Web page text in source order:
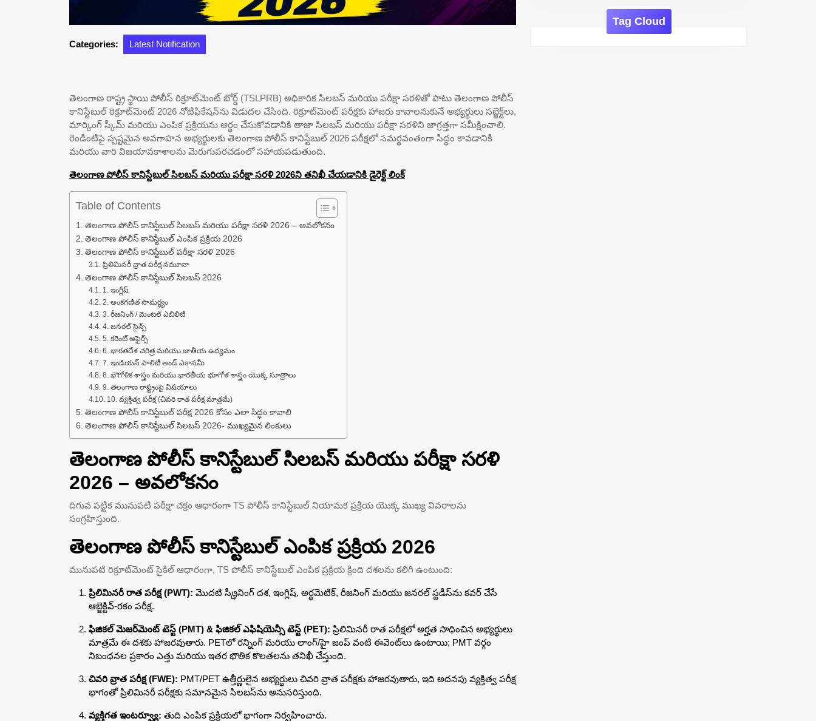
Categories: Latest Notification
తెలంగాణ రాష్ట్ర స్థాయి పోలీస్ రిక్రూట్‌మెంట్ బోర్డ్ (TSLPRB) అధికారిక సిలబస్ మరియు పరీక్షా సరళితో పాటు తెలంగాణ పోలీస్
కానిస్టేబుల్ రిక్రూట్‌మెంట్ 2026 నోటిఫికేషన్‌ను విడుదల చేసింది. రిక్రూట్‌మెంట్ పరీక్షకు హాజరు కావాలనుకునే అభ్యర్థులు సబ్జెక్ట్‌లు,
మార్కింగ్ స్కీమ్ మరియు ఎంపిక ప్రక్రియను అర్థం చేసుకోవడానికి తాజా సిలబస్ మరియు పరీక్షా సరళిని జాగ్రత్తగా సమీక్షించాలి.
రెండింటిపై స్పష్టమైన అవగాహన అభ్యర్థులకు తెలంగాణ పోలీస్ కానిస్టేబుల్ 2026 పరీక్షలో సమర్థవంతంగా సిద్ధం కావడానికి
మరియు వారి విజయావకాశాలను మెరుగుపరచడంలో సహాయపడుతుంది.
తెలంగాణ పోలీస్ కానిస్టేబుల్ సిలబస్ మరియు పరీక్షా సరళి 2026ని తనిఖీ చేయడానికి డైరెక్ట్ లింక్
Table of Contents
తెలంగాణ పోలీస్ కానిస్టేబుల్ సిలబస్ మరియు పరీక్షా సరళి 2026 – అవలోకనం
తెలంగాణ పోలీస్ కానిస్టేబుల్ ఎంపిక ప్రక్రియ 2026
తెలంగాణ పోలీస్ కానిస్టేబుల్ పరీక్షా సరళి 2026
ప్రిలిమినరీ వ్రాత పరీక్ష నమూనా
తెలంగాణ పోలీస్ కానిస్టేబుల్ సిలబస్ 2026
1. ఇంగ్లీష్
2. అంకగణిత సామర్థ్యం
3. రీజనింగ్ / మెంటల్ ఎబిలిటీ
4. జనరల్ సైన్స్
5. కరెంట్ అఫైర్స్
6. భారతదేశ చరిత్ర మరియు జాతీయ ఉద్యమం
7. ఇండియన్ పాలిటీ అండ్ ఎకానమీ
8. భౌగోళిక శాస్త్రం మరియు భారతీయ భూగోళ శాస్త్రం యొక్క సూత్రాలు
9. తెలంగాణ రాష్ట్రంపై విషయాలు
10. వ్యక్తిత్వ పరీక్ష (చివరి రాత పరీక్ష మాత్రమే)
తెలంగాణ పోలీస్ కానిస్టేబుల్ పరీక్ష 2026 కోసం ఎలా సిద్ధం కావాలి
తెలంగాణ పోలీస్ కానిస్టేబుల్ సిలబస్ 2026- ముఖ్యమైన లింకులు
తెలంగాణ పోలీస్ కానిస్టేబుల్ సిలబస్ మరియు పరీక్షా సరళి
2026 – అవలోకనం
దిగువ పట్టిక మునుపటి పరీక్షా చక్రం ఆధారంగా TS పోలీస్ కానిస్టేబుల్ నియామక ప్రక్రియ యొక్క ముఖ్య వివరాలను
సంగ్రహిస్తుంది.
తెలంగాణ పోలీస్ కానిస్టేబుల్ ఎంపిక ప్రక్రియ 2026
మునుపటి రిక్రూట్‌మెంట్ సైకిల్ ఆధారంగా, TS పోలీస్ కానిస్టేబుల్ ఎంపిక ప్రక్రియ క్రింది దశలను కలిగి ఉంటుంది:
ప్రిలిమినరీ రాత పరీక్ష (PWT): మొదటి స్క్రీనింగ్ దశ, ఇంగ్లిష్, అర్థమెటిక్, రీజనింగ్ మరియు జనరల్ స్టడీస్‌ను కవర్ చేసే
ఆబ్జెక్టివ్-రకం పరీక్ష.
ఫిజికల్ మెజర్‌మెంట్ టెస్ట్ (PMT) & ఫిజికల్ ఎఫిషియెన్సీ టెస్ట్ (PET): ప్రిలిమినరీ రాత పరీక్షలో అర్హత సాధించిన అభ్యర్థులు
మాత్రమే ఈ దశకు హాజరవుతారు. PETలో రన్నింగ్ మరియు లాంగ్/హై జంప్ వంటి ఈవెంట్‌లు ఉంటాయి; PMT వర్గం
నిబంధనల ప్రకారం ఎత్తు మరియు ఇతర భౌతిక కొలతలను తనిఖీ చేస్తుంది.
చివరి వ్రాత పరీక్ష (FWE): PMT/PET ఉత్తీర్ణులైన అభ్యర్థులు చివరి వ్రాత పరీక్షకు హాజరవుతారు, ఇది అదనపు వ్యక్తిత్వ పరీక్ష
భాగంతో ప్రిలిమినరీ పరీక్షకు సమానమైన సిలబస్‌ను అనుసరిస్తుంది.
వ్యక్తిగత ఇంటర్వ్యూ: తుది ఎంపిక ప్రక్రియలో భాగంగా నిర్వహించారు.
Tag Cloud